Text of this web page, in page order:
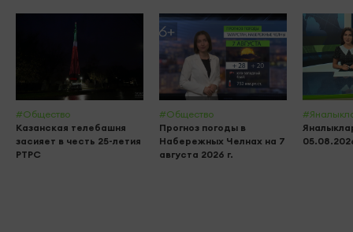
#Общество
Казанская телебашня
засияет в честь 25-летия
РТРС
#Общество
Прогноз погоды в
Набережных Челнах на 7
августа 2026 г.